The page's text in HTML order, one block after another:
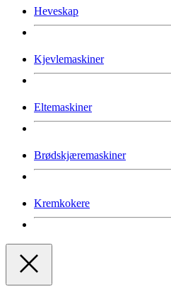
Heveskap
Kjevlemaskiner
Eltemaskiner
Brødskjæremaskiner
Kremkokere